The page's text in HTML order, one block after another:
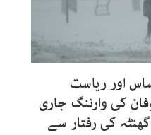
اور ریاست
کی وارننگ جاری
میٹر فی گھنٹہ کی رفتار سے